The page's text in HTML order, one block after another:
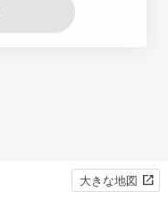
大きな地図